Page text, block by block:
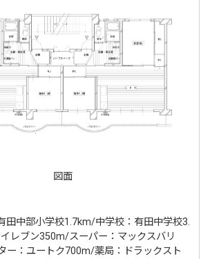
図面
田中部小学校1.7km/中学校：有田中学校3.
レブン350m/スーパー：マックスバリ
：ユートク700m/薬局：ドラックスト